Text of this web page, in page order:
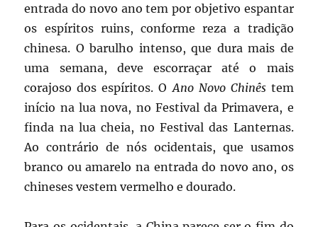
entrada do novo ano tem por objetivo espantar
os espíritos ruins, conforme reza a tradição
chinesa. O barulho intenso, que dura mais de
uma semana, deve escorraçar até o mais
corajoso dos espíritos. OAno Novo Chinêstem
início na lua nova, no Festival da Primavera, e
finda na lua cheia, no Festival das Lanternas.
Ao contrário de nós ocidentais, que usamos
branco ou amarelo na entrada do novo ano, os
chineses vestem vermelho e dourado.